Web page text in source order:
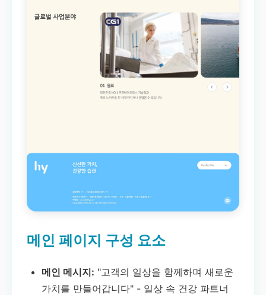
밝고 친근한 디자인으로 건강한 라이프스타
메인 페이지 구성 요소
메인 메시지: "고객의 일상을 함께하며 새로운
가치를 만들어갑니다" - 일상 속 건강 파트너